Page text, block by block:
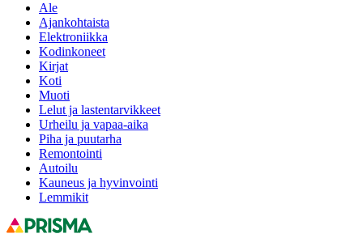
Ale
Ajankohtaista
Elektroniikka
Kodinkoneet
Kirjat
Koti
Muoti
Lelut ja lastentarvikkeet
Urheilu ja vapaa-aika
Piha ja puutarha
Remontointi
Autoilu
Kauneus ja hyvinvointi
Lemmikit